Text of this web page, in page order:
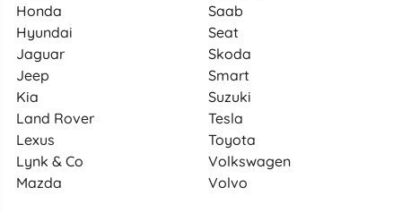
Honda
Hyundai
Jaguar
Jeep
Kia
Land Rover
Lexus
Lynk & Co
Mazda
Saab
Seat
Skoda
Smart
Suzuki
Tesla
Toyota
Volkswagen
Volvo